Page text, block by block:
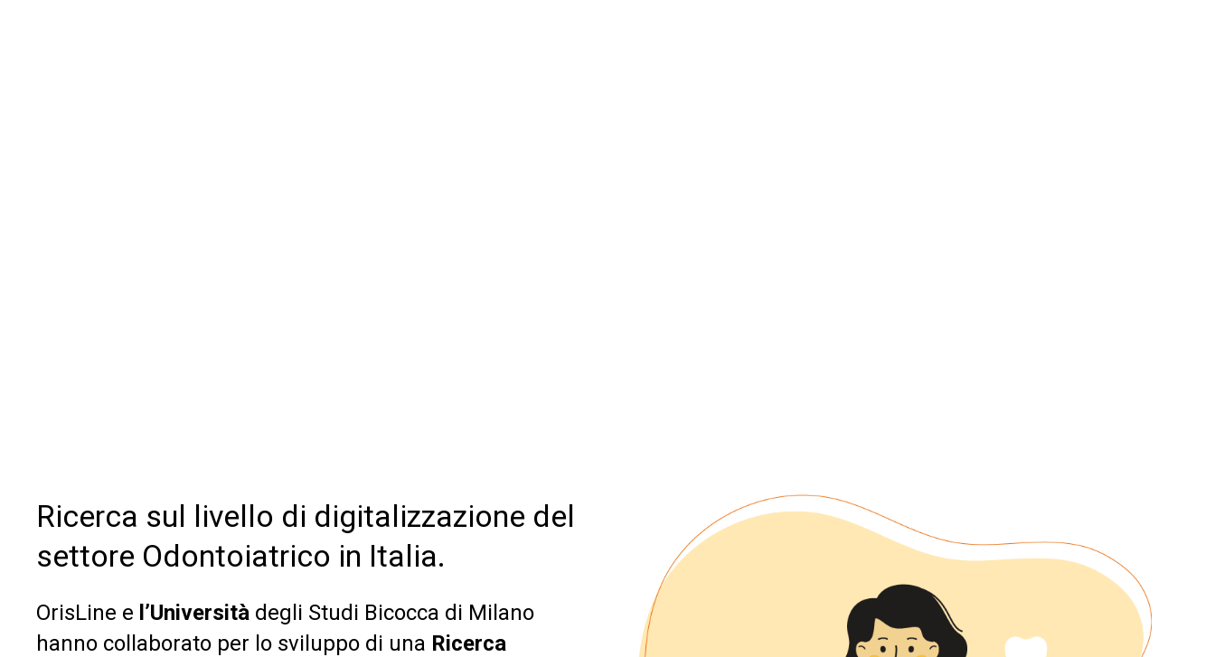
Ricerca sul livello di digitalizzazione del
settore Odontoiatrico in Italia.
OrisLine e l’Università degli Studi Bicocca di Milano
hanno collaborato per lo sviluppo di una Ricerca